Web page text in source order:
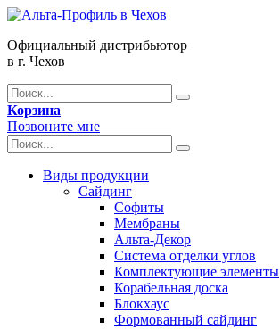
Официальный дистрибьютор
в г. Чехов
Корзина
Позвоните мне
Виды продукции
Сайдинг
Софиты
Мембраны
Альта-Декор
Система отделки углов
Комплектующие элементы
Корабельная доска
Блокхаус
Формованный сайдинг